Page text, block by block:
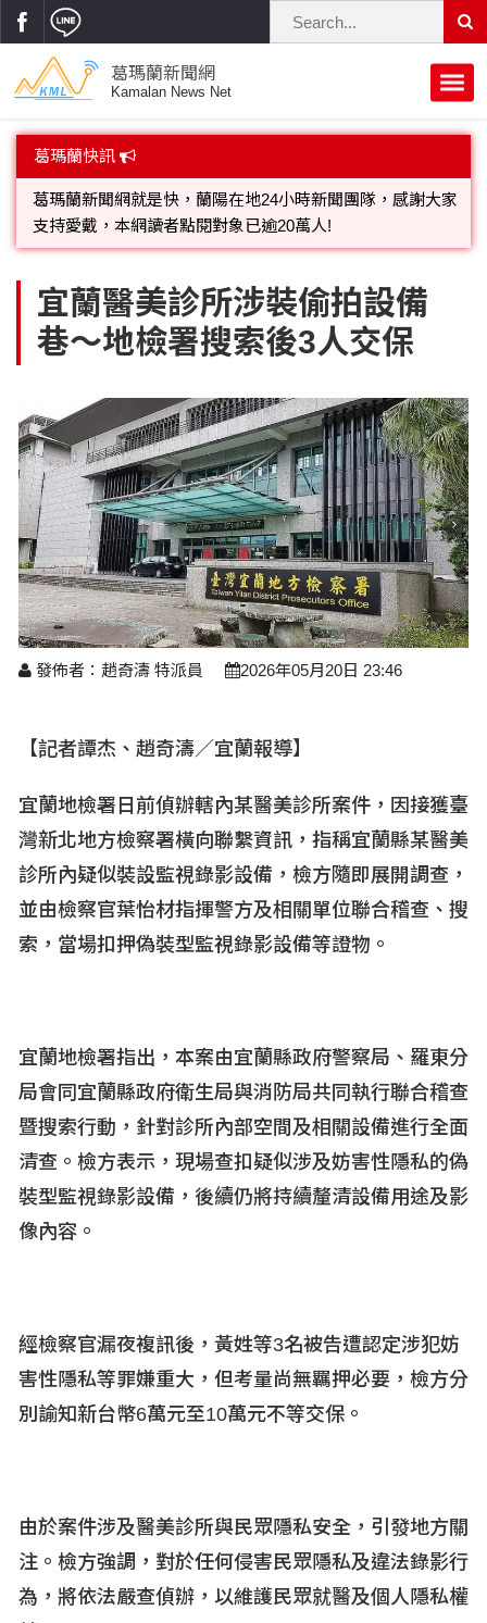
葛瑪蘭新聞網
Kamalan News Net
首頁
蘭陽大代誌
府會議題
街坊大小事
地方大小事
校園動態
原住民動態
軍事新聞
立法院
黨政新聞
選舉新聞
總統大選
縣市長選舉
議員民代選舉
鄉鎮長村里長選舉
五合一選舉
溫馨關懷
公益行善
溫馨關懷
民俗薪傳
藝文展覽
專題講座
話說文史
水色流光映城東～名家齊聚展藝風
時尚你我他
休閒旅遊
時尚行業
美食料理
景點介紹
醫療養生
醫藥新訊
衞生保健
【博愛醫療公益服務隊】專欄
產業科技
科技新知
產業招商
財經稅務
房產理財
我要爆料
網友爆料
活動專頁
讀者投稿
宜蘭綠色博覽會
運動賽事
葛瑪蘭快訊
葛瑪蘭新聞網就是快，蘭陽在地24小時新聞團隊，感謝大家
支持愛戴，本網讀者點閱對象已逾20萬人!
歡迎廣告託播，刊頭或新聞欄位:圖片或影音檔可連結指定官
宜蘭醫美診所涉裝偷拍設備
巷～地檢署搜索後3人交保
發佈者：趙奇濤 特派員 2026年05月20日 23:46
【記者譚杰、趙奇濤／宜蘭報導】
宜蘭地檢署日前偵辦轄內某醫美診所案件，因接獲臺
灣新北地方檢察署橫向聯繫資訊，指稱宜蘭縣某醫美
診所內疑似裝設監視錄影設備，檢方隨即展開調查，
並由檢察官葉怡材指揮警方及相關單位聯合稽查、搜
索，當場扣押偽裝型監視錄影設備等證物。
宜蘭地檢署指出，本案由宜蘭縣政府警察局、羅東分
局會同宜蘭縣政府衛生局與消防局共同執行聯合稽查
暨搜索行動，針對診所內部空間及相關設備進行全面
清查。檢方表示，現場查扣疑似涉及妨害性隱私的偽
裝型監視錄影設備，後續仍將持續釐清設備用途及影
像內容。
經檢察官漏夜複訊後，黃姓等3名被告遭認定涉犯妨
害性隱私等罪嫌重大，但考量尚無羈押必要，檢方分
別諭知新台幣6萬元至10萬元不等交保。
由於案件涉及醫美診所與民眾隱私安全，引發地方關
注。檢方強調，對於任何侵害民眾隱私及違法錄影行
為，將依法嚴查偵辦，以維護民眾就醫及個人隱私權